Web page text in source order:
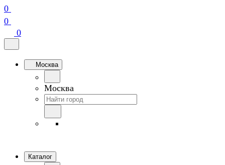
0
0
0
Москва
Москва
Каталог